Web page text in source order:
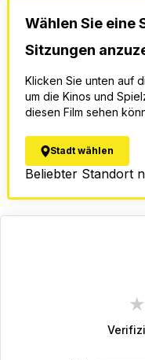
Wählen Sie eine
Sitzungen
Klicken Sie unten auf
um die Kinos und
diesen Film sehen
Stadt wählen
Beliebter Standort